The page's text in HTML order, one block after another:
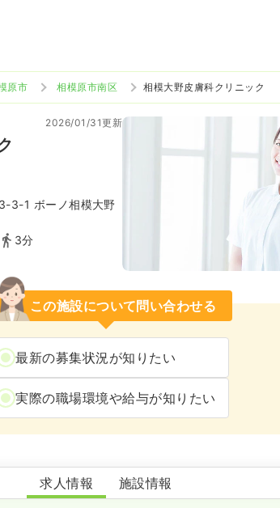
原市 相模原市南区 相模大野皮膚科クリニック
2026/01/31更新
3-1 ボーノ相模大野
3分
この施設について問い合わせる
最新の募集状況が知りたい
実際の職場環境や給与が知りたい
相模大野皮膚科クリニック
求人情報 施設情報